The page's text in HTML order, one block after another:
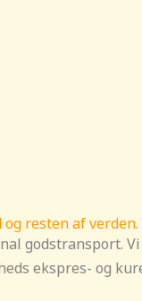
resten af verden.
godstransport.
ekspres- og